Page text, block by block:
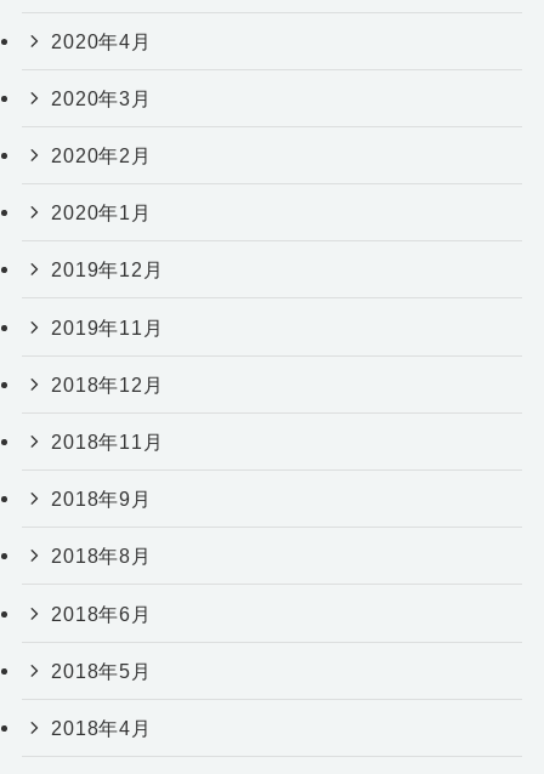
2020年4月
2020年3月
2020年2月
2020年1月
2019年12月
2019年11月
2018年12月
2018年11月
2018年9月
2018年8月
2018年6月
2018年5月
2018年4月